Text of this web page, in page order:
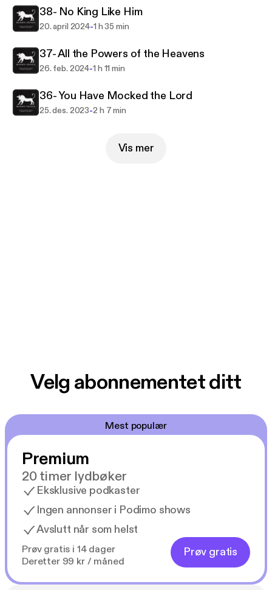
38- No King Like Him
20. april 2024-1 h 35 min
37- All the Powers of the Heavens
26. feb. 2024-1 h 11 min
36- You Have Mocked the Lord
25. des. 2023-2 h 7 min
Vis mer
Velg abonnementet ditt
Mest populær
Premium
20 timer lydbøker
Eksklusive podkaster
Ingen annonser i Podimo shows
Avslutt når som helst
Prøv gratis i 14 dager
Deretter 99 kr / måned
Prøv gratis